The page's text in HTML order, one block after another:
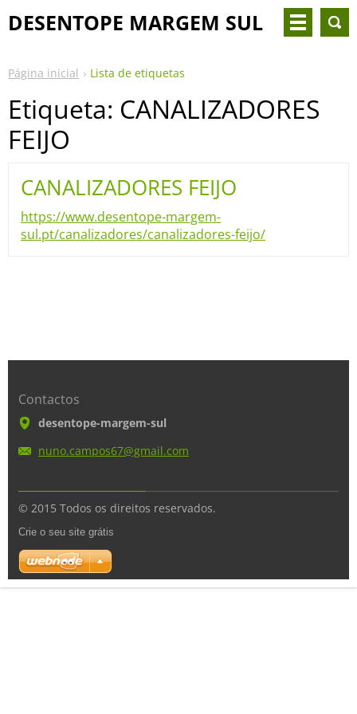
DESENTOPE MARGEM SUL
Página inicial Lista de etiquetas
Etiqueta: CANALIZADORES
FEIJO
CANALIZADORES FEIJO
https://www.desentope-margem-
sul.pt/canalizadores/canalizadores-feijo/
Contactos
desentope-margem-sul
nuno.campos67@gmail.com
© 2015 Todos os direitos reservados.
Crie o seu site grátis